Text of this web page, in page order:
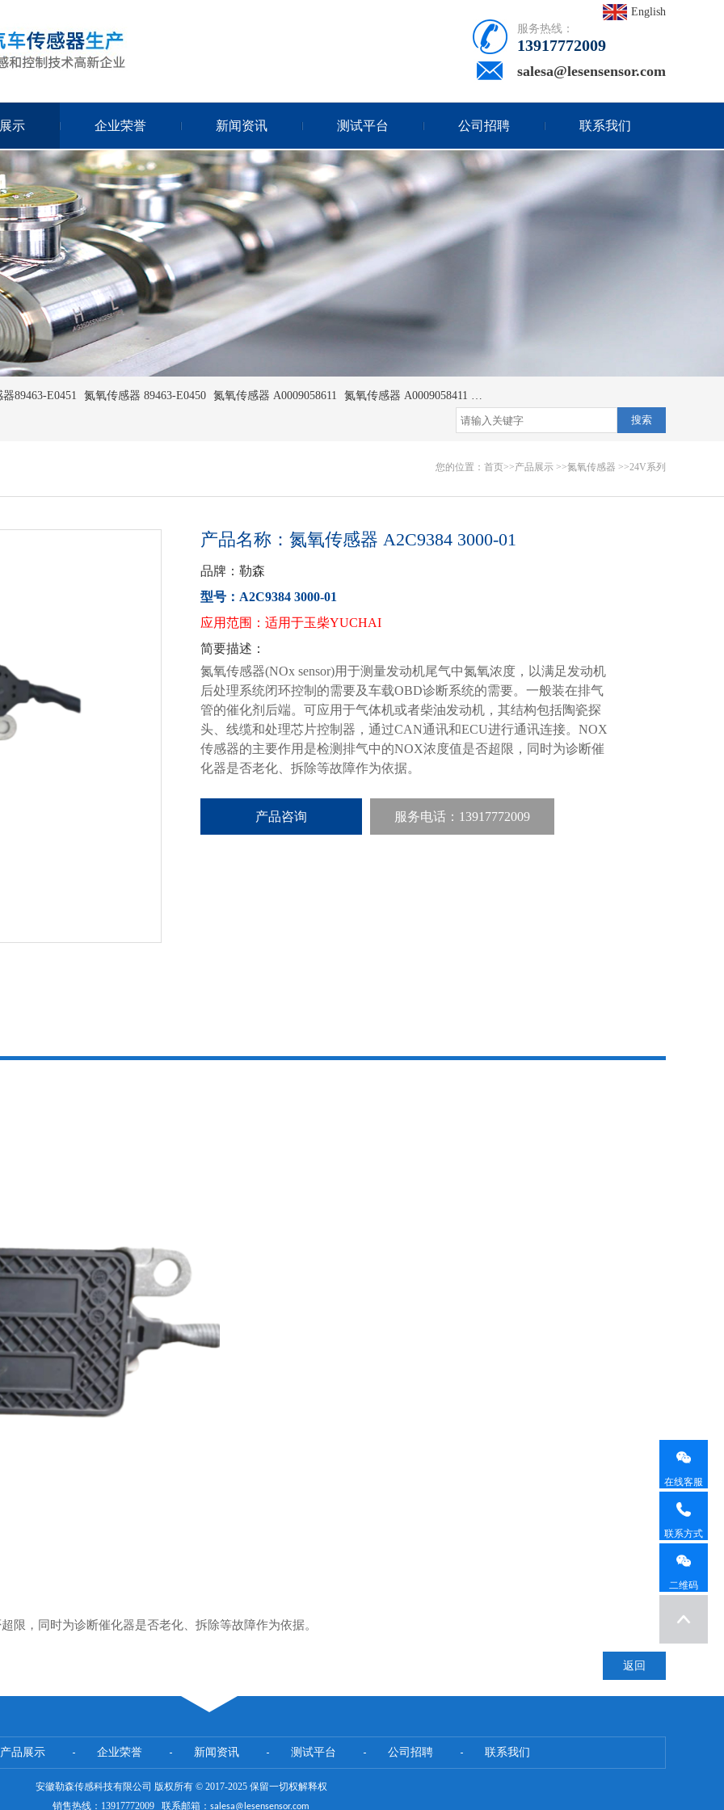
English
服务热线：
13917772009
salesa@lesensensor.com
示 企业荣誉 新闻资讯 测试平台 公司招聘 联系我们
89463-E0451 氮氧传感器 89463-E0450 氮氧传感器 A0009058611 氮氧传感器 A0009058411 氮氧传感器 A0009058111
搜索
您的位置： 首页>>产品展示 >>氮氧传感器 >>24V系列
产品名称：氮氧传感器 A2C9384 3000-01
品牌：勒森
型号：A2C9384 3000-01
应用范围：适用于玉柴YUCHAI
简要描述：
氮氧传感器(NOx sensor)用于测量发动机尾气中氮氧浓度，以满足发动机
后处理系统闭环控制的需要及车载OBD诊断系统的需要。一般装在排气
管的催化剂后端。可应用于气体机或者柴油发动机，其结构包括陶瓷探
头、线缆和处理芯片控制器，通过CAN通讯和ECU进行通讯连接。NOX
传感器的主要作用是检测排气中的NOX浓度值是否超限，同时为诊断催
化器是否老化、拆除等故障作为依据。
产品咨询 服务电话：13917772009
限，同时为诊断催化器是否老化、拆除等故障作为依据。
返回
产品展示 企业荣誉 新闻资讯 测试平台 公司招聘 联系我们
安徽勒森传感科技有限公司 版权所有 © 2017-2025 保留一切权解释权
销售热线：13917772009 联系邮箱： salesa@lesensensor.com
在线客服
联系方式
二维码